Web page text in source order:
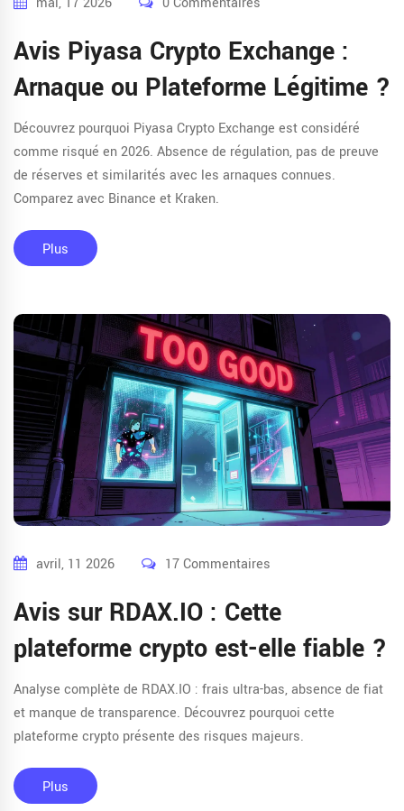
Avis Piyasa Crypto Exchange :
Arnaque ou Plateforme Légitime ?
Découvrez pourquoi Piyasa Crypto Exchange est considéré
comme risqué en 2026. Absence de régulation, pas de preuve
de réserves et similarités avec les arnaques connues.
Comparez avec Binance et Kraken.
Plus
avril, 11 2026 17 Commentaires
Avis sur RDAX.IO : Cette
plateforme crypto est-elle fiable ?
Analyse complète de RDAX.IO : frais ultra-bas, absence de fiat
et manque de transparence. Découvrez pourquoi cette
plateforme crypto présente des risques majeurs.
Plus